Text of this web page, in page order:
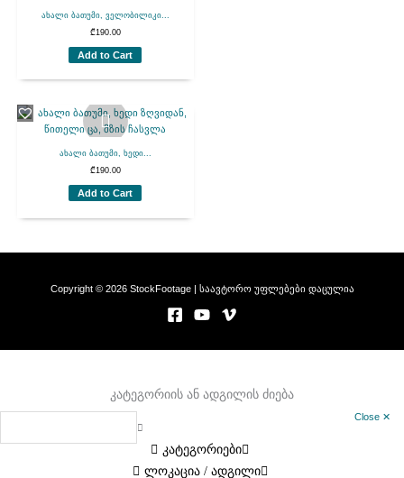
ახალი ბათუმი, ველობილიკი...
₾190.00
Add to Cart
ახალი ბათუმი, ხედი...
₾190.00
Add to Cart
Copyright © 2026 StockFootage | საავტორო უფლებები დაცულია
Close ✕
კატეგორიის ან ადგილის ძიება
კატეგორიები
ლოკაცია / ადგილი